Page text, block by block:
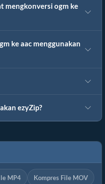
mengkonversi ogm ke
ke aac menggunakan
ezyZip?
MP4 Kompres File MOV